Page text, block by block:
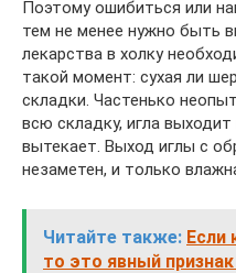
Поэтому ошибиться или
тем не менее нужно быть
лекарства в холку
такой момент: сухая ли
складки. Частенько
всю складку, игла
вытекает. Выход иглы с
незаметен, и только
Читайте также: Если
то это явный